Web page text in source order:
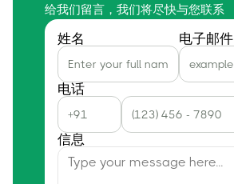
给我们留言，我们将尽快与您联系
姓名 电子邮件
电话
信息